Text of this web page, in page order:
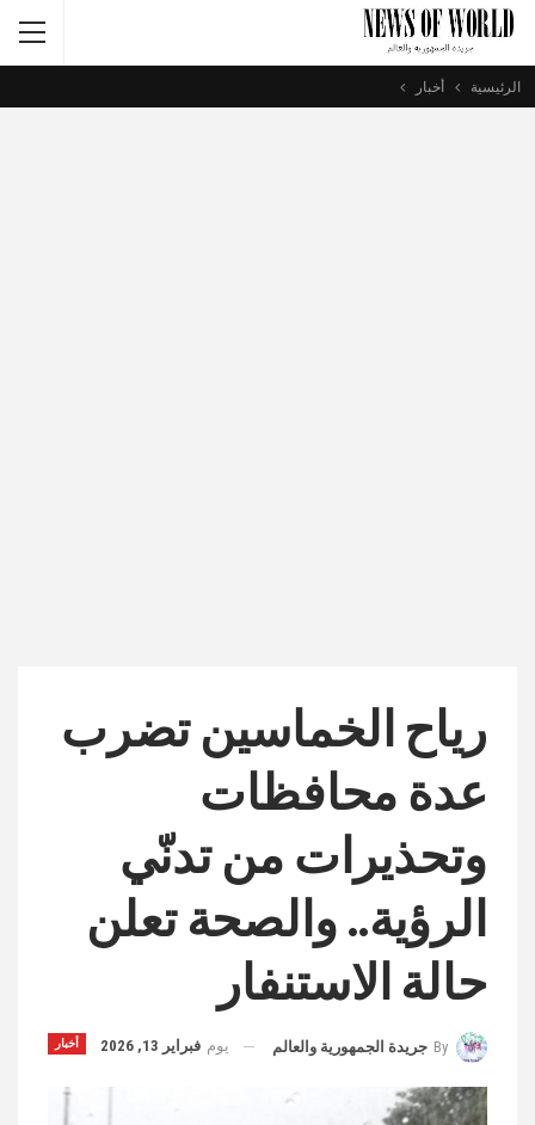
الرئيسية أخبار
رياح الخماسين تضرب
عدة محافظات
وتحذيرات من تدنّي
الرؤية.. والصحة تعلن
حالة الاستنفار
أخبار By جريدة الجمهورية والعالم يوم فبراير 13, 2026